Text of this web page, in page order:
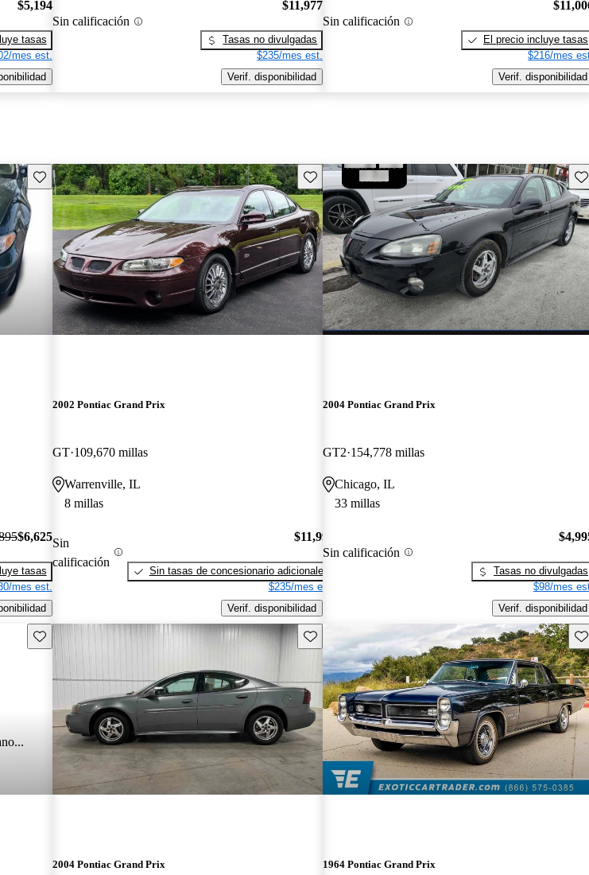
$5,194
tasas
mes est.
Sin calificación
$11,977
Tasas no divulgadas
$235/mes est.
Verif. disponibilidad
Sin calificación
El precio incluye tasas
$216/mes
Verif. disponibilidad
Guarda este Aviso
$6,625
tasas
mes est.
Guarda este Aviso
2002 Pontiac Grand Prix
GT 109,670 millas
Warrenville, IL
8 millas
Sin
calificación
$11,990
Sin tasas de concesionario adicionales
$235/mes est.
Verif. disponibilidad
2004 Pontiac Grand Prix
GT2 154,778 millas
Chicago, IL
33 millas
Sin calificación
Tasas no divulgadas
$98/mes
Verif. disponibilidad
Guarda este Aviso Guarda este Aviso
2004 Pontiac Grand Prix 1964 Pontiac Grand Prix